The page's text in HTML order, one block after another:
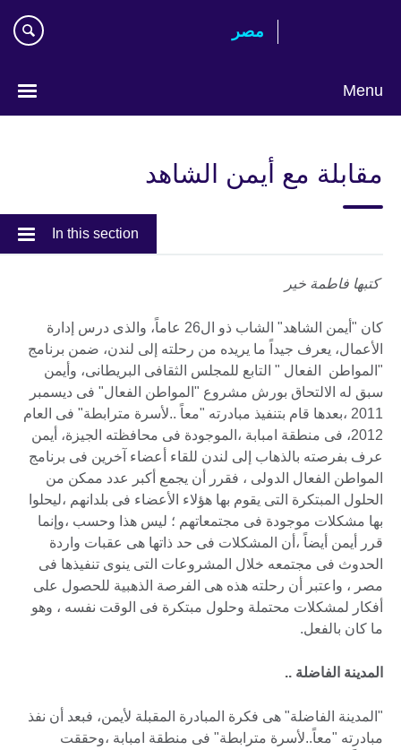
مصر‎
Menu
مقابلة مع أيمن الشاهد
In this section
كتبها فاطمة خير
كان "أيمن الشاهد" الشاب ذو ال26 عاماً، والذى درس إدارة
الأعمال، يعرف جيداً ما يريده من رحلته إلى لندن، ضمن برنامج
"المواطن الفعال " التابع للمجلس الثقافى البريطانى، وأيمن
سبق له الالتحاق بورش مشروع "المواطن الفعال" فى ديسمبر
2011 ،بعدها قام بتنفيذ مبادرته "معاً ..لأسرة مترابطة" فى العام
2012، فى منطقة امبابة ،الموجودة فى محافظته الجيزة، أيمن
عرف بفرصته بالذهاب إلى لندن للقاء أعضاء آخرين فى برنامج
المواطن الفعال الدولى ، فقرر أن يجمع أكبر عدد ممكن من
الحلول المبتكرة التى يقوم بها هؤلاء الأعضاء فى بلدانهم ،ليحلوا
بها مشكلات موجودة فى مجتمعاتهم ؛ ليس هذا وحسب ،وإنما
قرر أيمن أيضاً ،أن المشكلات فى حد ذاتها هى عقبات واردة
الحدوث فى مجتمعه خلال المشروعات التى ينوى تنفيذها فى
مصر ، واعتبر أن رحلته هذه هى الفرصة الذهبية للحصول على
أفكار لمشكلات محتملة وحلول مبتكرة فى الوقت نفسه ، وهو
ما كان بالفعل.
المدينة الفاضلة ..
"المدينة الفاضلة" هى فكرة المبادرة المقبلة لأيمن، فبعد أن نفذ
مبادرته "معاً..لأسرة مترابطة" فى منطقة امبابة ،وحققت